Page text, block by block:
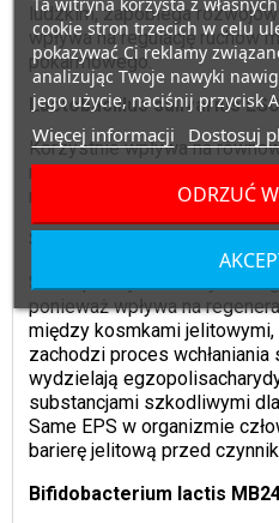
ludzkim, zapobiega
wpływa na regulację ruchów
pokarmowego.
Lactobacillus salivarius
Korzystnie wpływa na
między poszczególnymi
reguluje zdrowie i stan skóry
Streptococcus
Szczep ten jest ważny dla
ponieważ wpływa na
między kosmkami
zachodzi proces
wydzielają
substancjami szkodliwymi
Same EPS w organizmie
barierę jelitową przed
Bifidobacterium lactis
cookie stron trzecich w celu
pokazywać Ci reklamy
analizując Twoje nawyki
jego użycie, naciśnij przycisk
Więcej informacji Dostosuj
ODRZUĆ